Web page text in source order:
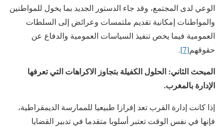
الوعي لدى المجتمع، وقد جاء الدستور الجديد بما يخول للمواطنين
والمواطنات إمكانية تقديم ملتمسات وعرائض إلى السلطات
العمومية فيما يخص تنفيذ السياسات العمومية والدفاع عن
حقوقهم[7]
.
المبحث الثاني: الحلول الكفيلة بتجاوز الاكراهات التي تعرفها
الإدارة بالمغرب.
إذا كانت إدارة القرب تعد إفرازا طبيعيا للممارسة الديمقراطية،
فإنها في نفس الوقت تعتبر أسلوبا متقدما في تدبير القضايا